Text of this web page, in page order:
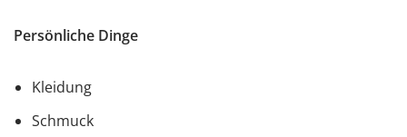
Persönliche Dinge
Kleidung
Schmuck